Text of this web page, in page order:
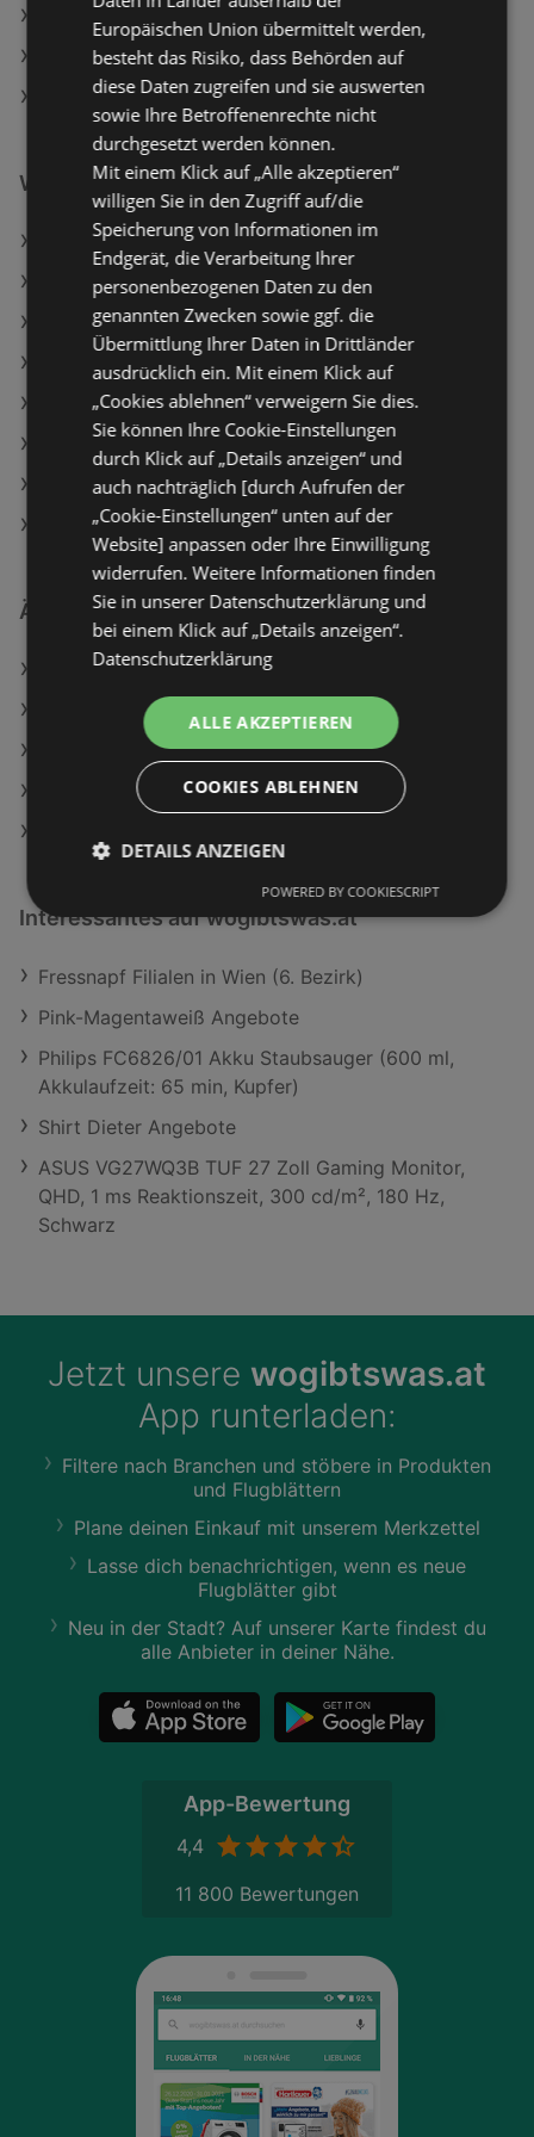
Lagerhaus in Wildendürnbach
Lagerhaus in Pettenbach
Lagerhaus in Unterweißenbach
Weiterführende Links
Lagerhaus Angebote
BAUHAUS Angebote
Matratzen Concord Angebote
Aktuelle Hornbach Flugblätter
Aktuelle HELLWEG Flugblätter
Aktuelle BAUHAUS Flugblätter
Aktuelle Matratzen Concord Flugblätter
Aktuelle OBI Flugblätter
Ähnliche Händler
BAUHAUS Angebote
JYSK Angebote
HELLWEG Angebote
Hornbach Angebote
Interessantes auf wogibtswas.at
Fressnapf Filialen in Wien (6. Bezirk)
Pink-Magentaweiß Angebote
Philips FC6826/01 Akku Staubsauger (600 ml,
Akkulaufzeit: 65 min, Kupfer)
Shirt Dieter Angebote
ASUS VG27WQ3B TUF 27 Zoll Gaming Monitor,
QHD, 1 ms Reaktionszeit, 300 cd/m², 180 Hz,
Schwarz
Jetzt unsere wogibtswas.at
App runterladen:
Filtere nach Branchen und stöbere in Produkten
und Flugblättern
Plane deinen Einkauf mit unserem Merkzettel
Lasse dich benachrichtigen, wenn es neue
Flugblätter gibt
Neu in der Stadt? Auf unserer Karte findest du
alle Anbieter in deiner Nähe.
App-Bewertung
4,4
11 800 Bewertungen
Europäischen Union übermittelt werden,
besteht das Risiko, dass Behörden auf
diese Daten zugreifen und sie auswerten
sowie Ihre Betroffenenrechte nicht
durchgesetzt werden können.
Mit einem Klick auf „Alle akzeptieren“
willigen Sie in den Zugriff auf/die
Speicherung von Informationen im
Endgerät, die Verarbeitung Ihrer
personenbezogenen Daten zu den
genannten Zwecken sowie ggf. die
Übermittlung Ihrer Daten in Drittländer
ausdrücklich ein. Mit einem Klick auf
„Cookies ablehnen“ verweigern Sie dies.
Sie können Ihre Cookie-Einstellungen
durch Klick auf „Details anzeigen“ und
auch nachträglich [durch Aufrufen der
„Cookie-Einstellungen“ unten auf der
Website] anpassen oder Ihre Einwilligung
widerrufen. Weitere Informationen finden
Sie in unserer Datenschutzerklärung und
bei einem Klick auf „Details anzeigen“.
Datenschutzerklärung
ALLE AKZEPTIEREN
COOKIES ABLEHNEN
DETAILS ANZEIGEN
POWERED BY COOKIESCRIPT